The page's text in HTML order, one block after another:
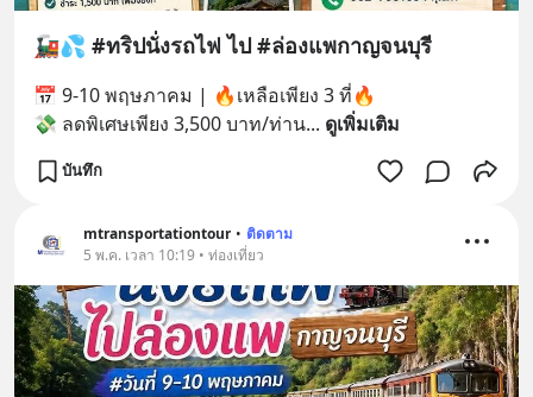
🚂💦 #ทริปนั่งรถไฟ ไป #ล่องแพกาญจนบุรี
📅 9-10 พฤษภาคม | 🔥เหลือเพียง 3 ที่🔥
💸 ลดพิเศษเพียง 3,500 บาท/ท่าน... ดูเพิ่มเติม
บันทึก
mtransportationtour • ติดตาม
5 พ.ค. เวลา 10:19 • ท่องเที่ยว